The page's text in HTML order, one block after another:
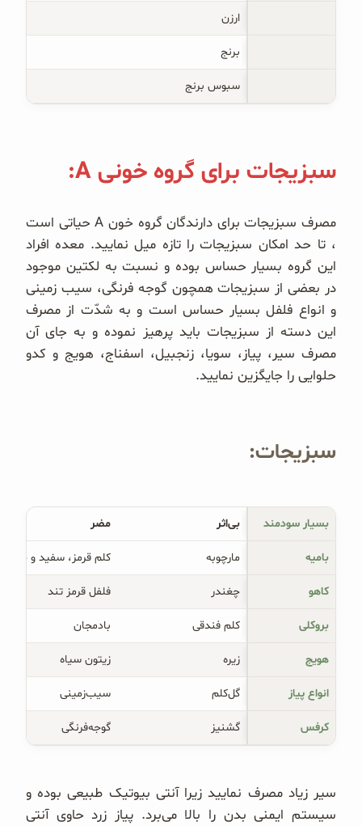
ارزن
برنج
سبوس برنج
سبزیجات برای گروه خونی A:
مصرف سبزیجات برای دارندگان گروه خون A حیاتی است
، تا حد امکان سبزیجات را تازه میل نمایید. معده افراد
این گروه بسیار حساس بوده و نسبت به لکتین موجود
در بعضی از سبزیجات همچون گوجه فرنگی، سیب زمینی
و انواع فلفل بسیار حساس است و به شدّت از مصرف
این دسته از سبزیجات باید پرهیز نموده و به جای آن
مصرف سیر، پیاز، سویا، زنجبیل، اسفناج، هویج و کدو
حلوایی را جایگزین نمایید.
سبزیجات:
بسیار سودمند بی‌اثر مضر
بامیه مارچوبه کلم قرمز، سفید و چینی
کاهو چغندر فلفل قرمز تند
بروکلی کلم فندقی بادمجان
هویج زیره زیتون سیاه
انواع پیاز گل‌کلم سیب‌زمینی
کرفس گشنیز گوجه‌فرنگی
سیر زیاد مصرف نمایید زیرا آنتی بیوتیک طبیعی بوده و
سیستم ایمنی بدن را بالا می‌برد. پیاز زرد حاوی آنتی